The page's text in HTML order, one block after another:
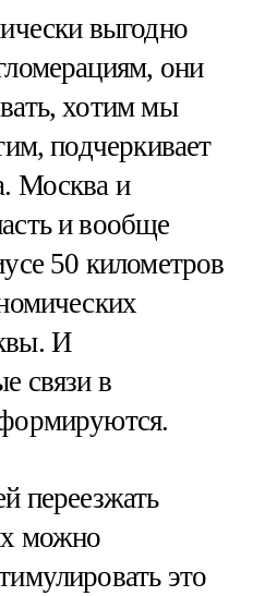
выгодно
они
хотим мы
подчеркивает
Москва и
и вообще
50 километров
И
связи в
переезжать
можно
это